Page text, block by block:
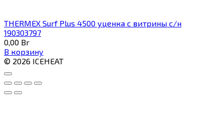
THERMEX Surf Plus 4500 уценка с витрины с/н
190303797
0,00 Br
В корзину
© 2026 ICEHEAT